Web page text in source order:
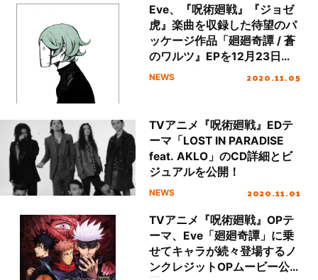
Eve、『呪術廻戦』『ジョゼ
虎』楽曲を収録した待望のパ
ッケージ作品「廻廻奇譚 / 蒼
のワルツ』EPを12月23日リ
リース決定！
NEWS 2020.11.05
TVアニメ『呪術廻戦』EDテ
ーマ「LOST IN PARADISE
feat. AKLO」のCD詳細とビ
ジュアルを公開！
NEWS 2020.11.01
TVアニメ『呪術廻戦』OPテ
ーマ、Eve「廻廻奇譚」に乗
せてキャラが続々登場するノ
ンクレジットOPムービー公